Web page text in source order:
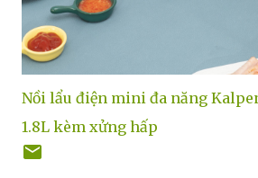
Nồi lẩu điện mini đa năng
1.8L kèm xửng hấp